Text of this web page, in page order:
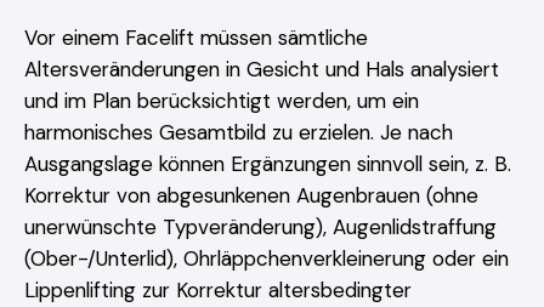
Vor einem Facelift müssen sämtliche
Altersveränderungen in Gesicht und Hals analysiert
und im Plan berücksichtigt werden, um ein
harmonisches Gesamtbild zu erzielen. Je nach
Ausgangslage können Ergänzungen sinnvoll sein, z. B.
Korrektur von abgesunkenen Augenbrauen (ohne
unerwünschte Typveränderung), Augenlidstraffung
(Ober-/Unterlid), Ohrläppchenverkleinerung oder ein
Lippenlifting zur Korrektur altersbedingter